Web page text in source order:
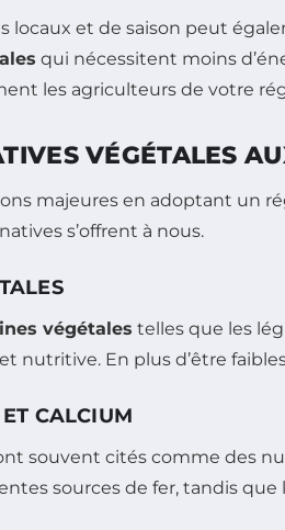
locaux et de saison peut
qui nécessitent moins
les agriculteurs de votre
VÉGÉTALES
majeures en adoptant un
s’offrent à nous.
végétales telles que les
nutritive. En plus d’être
CALCIUM
souvent cités comme des
sources de fer, tandis